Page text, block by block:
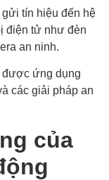
gửi tín hiệu đến hệ
điện tử như đèn
an ninh.
được ứng dụng
các giải pháp an
của